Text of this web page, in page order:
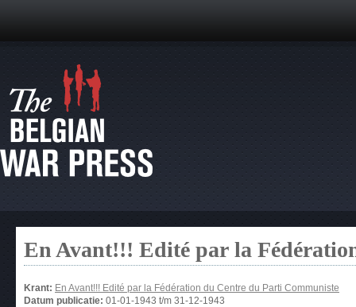
En Avant!!! Edité par la
Krant: En Avant!!! Edité par la Fédération du Centre du Parti Communiste
Datum publicatie: 01-01-1943 t/m 31-12-1943